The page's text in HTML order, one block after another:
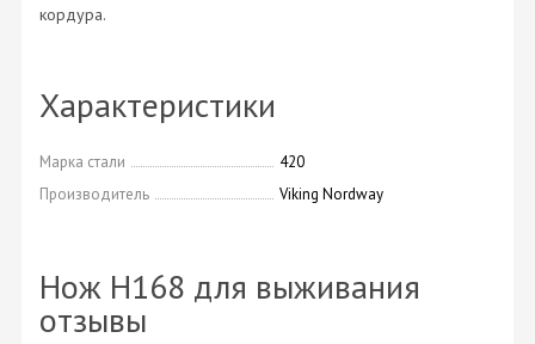
кордура.
Характеристики
Марка стали
420
Производитель
Viking Nordway
Нож H168 для выживания
отзывы